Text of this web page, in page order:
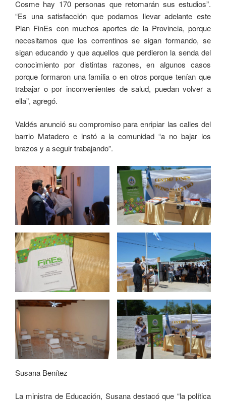
Cosme hay 170 personas que retomarán sus estudios”.
“Es una satisfacción que podamos llevar adelante este
Plan FinEs con muchos aportes de la Provincia, porque
necesitamos que los correntinos se sigan formando, se
sigan educando y que aquellos que perdieron la senda del
conocimiento por distintas razones, en algunos casos
porque formaron una familia o en otros porque tenían que
trabajar o por inconvenientes de salud, puedan volver a
ella”, agregó.
Valdés anunció su compromiso para enripiar las calles del
barrio Matadero e instó a la comunidad “a no bajar los
brazos y a seguir trabajando”.
Susana Benítez
La ministra de Educación, Susana destacó que “la política